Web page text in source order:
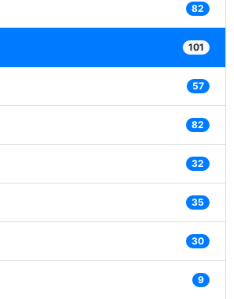
82
101
57
82
32
35
30
9